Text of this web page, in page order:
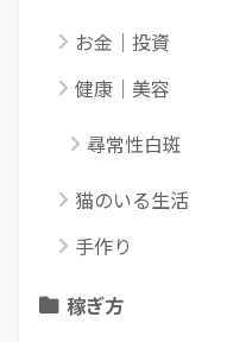
お金｜投資
健康｜美容
尋常性白斑
猫のいる生活
手作り
稼ぎ方